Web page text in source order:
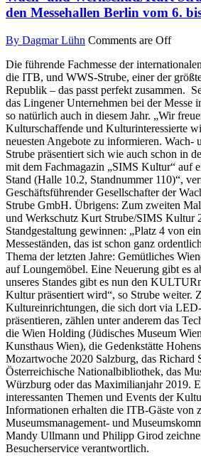
den Messehallen Berlin vom 6.
By Dagmar Lühn Comments are Off
Die führende Fachmesse der
die ITB, und WWS-Strube, einer der
Republik – das passt perfekt zusammen.
das Lingener Unternehmen bei der Messe
so natürlich auch in diesem Jahr. „Wir
Kulturschaffende und Kulturinteressierte
neuesten Angebote zu informieren. Wach-
Strube präsentiert sich wie auch schon in
mit dem Fachmagazin „SIMS Kultur“ auf
Stand (Halle 10.2, Standnummer 110)“,
Geschäftsführender Gesellschafter der
Strube GmbH. Übrigens: Zum zweiten
und Werkschutz Kurt Strube/SIMS Kultur
Standgestaltung gewinnen: „Platz 4 von
Messeständen, das ist schon ganz
Thema der letzten Jahre: Gemütliches
auf Loungemöbel. Eine Neuerung gibt es
unseres Standes gibt es nun den
Kultur präsentiert wird“, so Strube weiter.
Kultureinrichtungen, die sich dort via
präsentieren, zählen unter anderem das
die Wien Holding (Jüdisches Museum
Kunsthaus Wien), die Gedenkstätte
Mozartwoche 2020 Salzburg, das Richard
Österreichische Nationalbibliothek, das
Würzburg oder das Maximilianjahr 2019.
interessanten Themen und Events der
Informationen erhalten die ITB-Gäste von
Museumsmanagement- und
Mandy Ullmann und Philipp Girod
Besucherservice verantwortlich.